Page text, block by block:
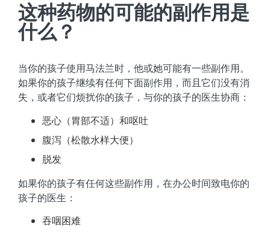
这种药物的可能的副作用是
什么？
当你的孩子使用马法兰时，他或她可能有一些副作用。
如果你的孩子继续有任何下面副作用，而且它们没有消
失，或者它们烦扰你的孩子，与你的孩子的医生协商：
恶心（胃部不适）和呕吐
腹泻（松散水样大便）
脱发
如果你的孩子有任何这些副作用，在办公时间致电你的
孩子的医生：
吞咽困难